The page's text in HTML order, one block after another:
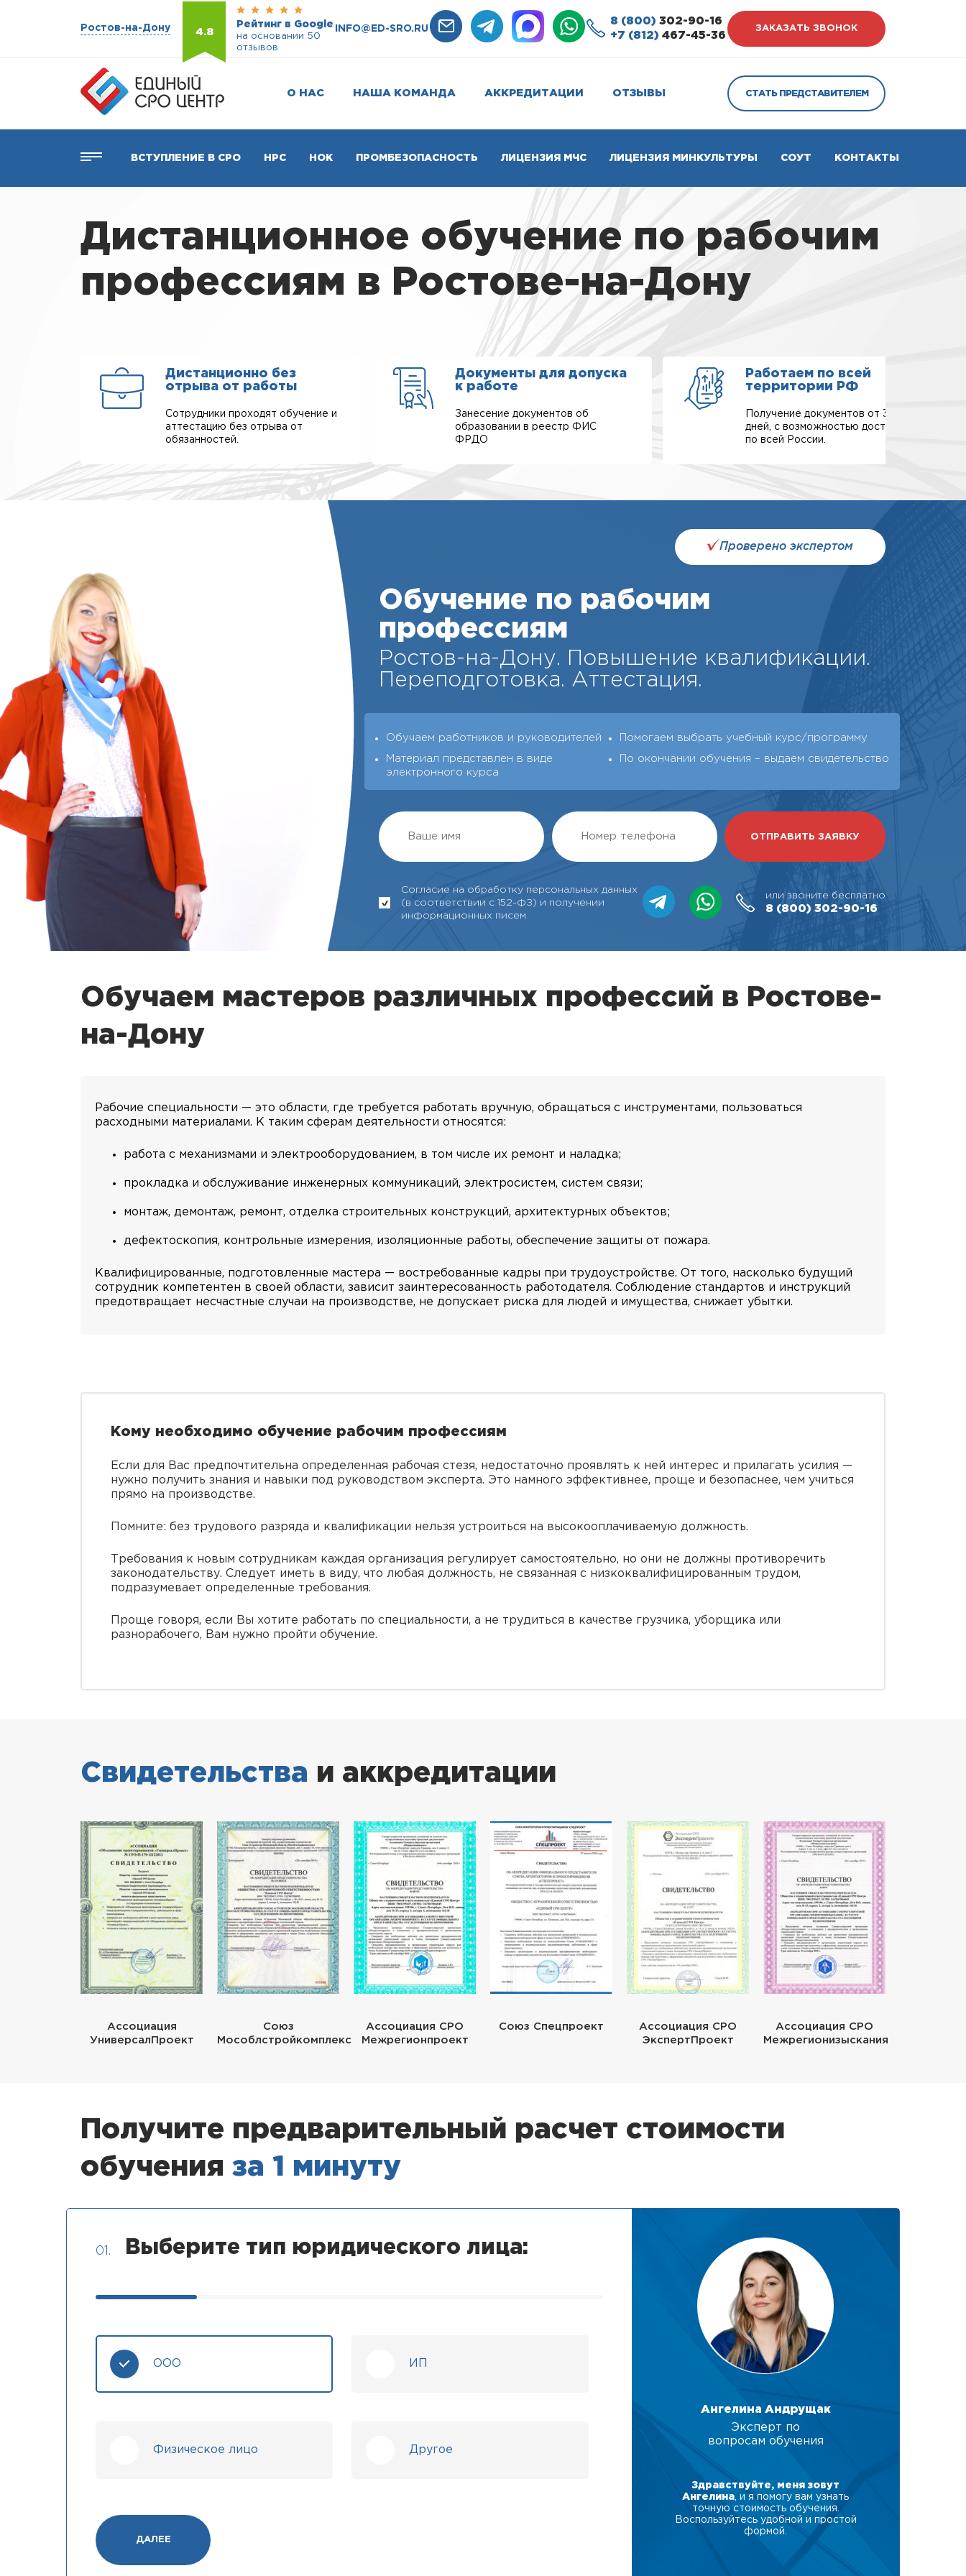
Ростов-на-Дону 4.8
Рейтинг в Google
на основании 50
отзывов
INFO@ED-SRO.RU
8 (800) 302-90-16
+7 (812) 467-45-36
ЗАКАЗАТЬ ЗВОНОК
О НАС НАША КОМАНДА АККРЕДИТАЦИИ ОТЗЫВЫ СТАТЬ ПРЕДСТАВИТЕЛЕМ
ВСТУПЛЕНИЕ В СРО НРС НОК ПРОМБЕЗОПАСНОСТЬ ЛИЦЕНЗИЯ МЧС ЛИЦЕНЗИЯ МИНКУЛЬТУРЫ СОУТ КОНТАКТЫ
Дистанционное обучение по рабочим
профессиям в Ростове-на-Дону
Дистанционно без
отрыва от работы
Сотрудники проходят обучение и
аттестацию без отрыва от
обязанностей.
Документы для допуска
к работе
Занесение документов об
образовании в реестр ФИС
ФРДО
Работаем по всей
территории РФ
Получение документов от 3-х
дней, с возможностью доставки
по всей России.
Проверено экспертом
Обучение по рабочим
профессиям
Ростов-на-Дону. Повышение квалификации.
Переподготовка. Аттестация.
Обучаем работников и руководителей Помогаем выбрать учебный курс/программу
Материал представлен в виде
электронного курса
По окончании обучения – выдаeм свидетельство
Согласие на обработку персональных данных
(в соответствии с 152-ФЗ) и получении
информационных писем
или звоните бесплатно
8 (800) 302-90-16
Обучаем мастеров различных профессий в Ростове-
на-Дону
Рабочие специальности — это области, где требуется работать вручную, обращаться с инструментами, пользоваться
расходными материалами. К таким сферам деятельности относятся:
работа с механизмами и электрооборудованием, в том числе их ремонт и наладка;
прокладка и обслуживание инженерных коммуникаций, электросистем, систем связи;
монтаж, демонтаж, ремонт, отделка строительных конструкций, архитектурных объектов;
дефектоскопия, контрольные измерения, изоляционные работы, обеспечение защиты от пожара.
Квалифицированные, подготовленные мастера — востребованные кадры при трудоустройстве. От того, насколько будущий
сотрудник компетентен в своей области, зависит заинтересованность работодателя. Соблюдение стандартов и инструкций
предотвращает несчастные случаи на производстве, не допускает риска для людей и имущества, снижает убытки.
Кому необходимо обучение рабочим профессиям
Если для Вас предпочтительна определенная рабочая стезя, недостаточно проявлять к ней интерес и прилагать усилия —
нужно получить знания и навыки под руководством эксперта. Это намного эффективнее, проще и безопаснее, чем учиться
прямо на производстве.
Помните: без трудового разряда и квалификации нельзя устроиться на высокооплачиваемую должность.
Требования к новым сотрудникам каждая организация регулирует самостоятельно, но они не должны противоречить
законодательству. Следует иметь в виду, что любая должность, не связанная с низкоквалифицированным трудом,
подразумевает определенные требования.
Проще говоря, если Вы хотите работать по специальности, а не трудиться в качестве грузчика, уборщика или
разнорабочего, Вам нужно пройти обучение.
Свидетельства и аккредитации
Ассоциация
УниверсалПроект
Союз
Мособлстройкомплекс
Ассоциация СРО
Межрегионпроект
Союз Спецпроект
Ассоциация СРО
ЭкспертПроект
Ассоциация СРО
Межрегионизыскания
Получите предварительный расчет стоимости
обучения за 1 минуту
01. Выберите тип юридического лица:
ООО ИП
Физическое лицо Другое
ДАЛЕЕ
Ангелина Андрущак
Эксперт по
вопросам обучения
Здравствуйте, меня зовут
Ангелина , и я помогу вам узнать
точную стоимость обучения.
Воспользуйтесь удобной и простой
формой.